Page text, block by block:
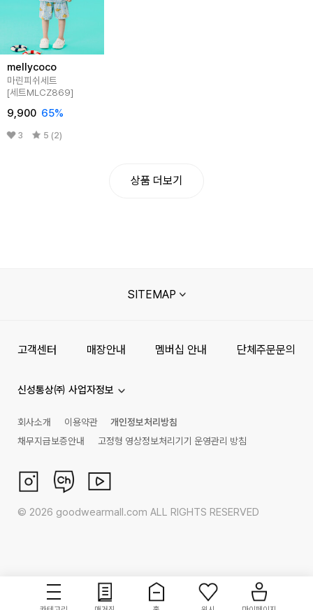
mellycoco
마린피쉬세트
[세트MLCZ869]
9,900 65%
3 5 (2)
상품 더보기
SITEMAP
고객센터 매장안내 멤버십 안내 단체주문문의
신성통상㈜ 사업자정보
회사소개 이용약관
개인정보처리방침
채무지급보증안내
고정형 영상정보처리기기 운영관리 방침
© 2026 goodwearmall.com ALL RIGHTS RESERVED